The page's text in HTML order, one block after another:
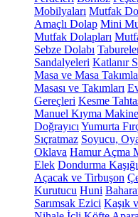
Mobilyaları Mutfak
Amaçlı Dolap Mini
Mutfak Dolapları
Sebze Dolabı
Sandalyeleri Katlanır
Masa ve Masa
Masası ve Takımları
Gereçleri Kesme
Manuel Kıyma
Doğrayıcı Yumurta
Sıçratmaz Soyucu,
Oklava Hamur Açma
Elek Dondurma Kaşığı
Açacak ve Tirbuşon
Kurutucu Huni
Sarımsak Ezici Kaşık